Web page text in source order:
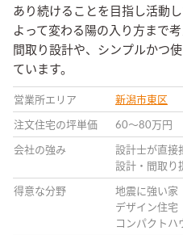
あり続けることを目指し活動
よって変わる陽の入り方まで
間取り設計や、シンプルかつ
ています。
営業所エリア 新潟市東区
注文住宅の坪単価 60〜80万円
会社の強み
設計士が直接
設計・間取り
得意な分野
地震に強い家
デザイン住宅
コンパクトハ